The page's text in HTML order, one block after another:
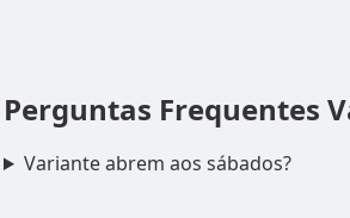
Perguntas Frequentes
Variante abrem aos sábados?